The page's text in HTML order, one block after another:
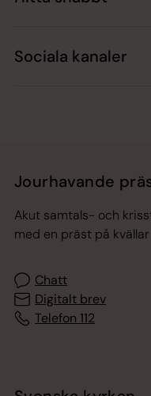
Sociala kanaler
Jourhavande
Akut samtals- och
med en präst på
Chatt
Digitalt brev
Telefon 112